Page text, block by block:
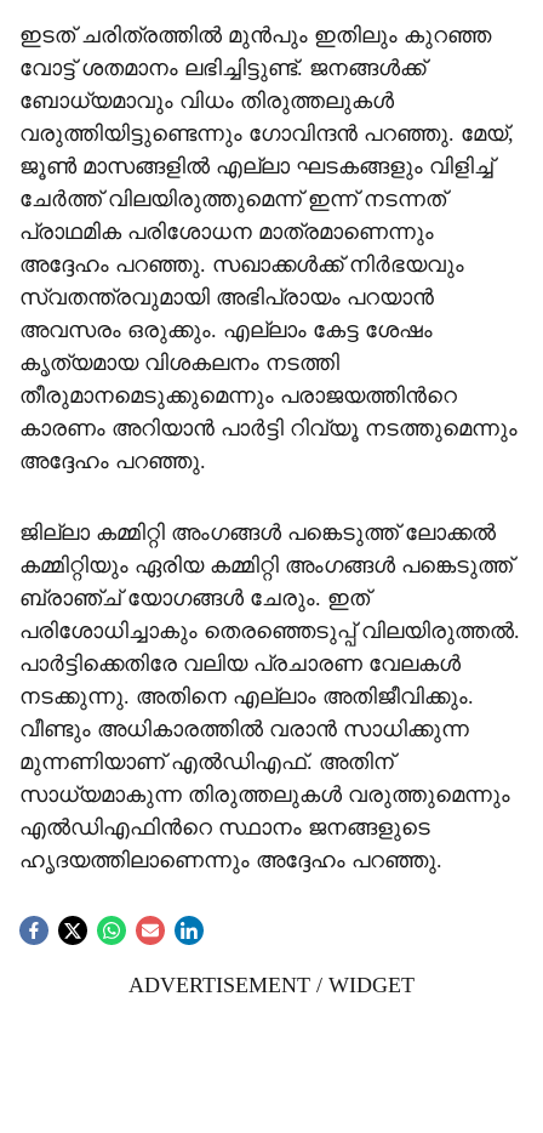
ഇടത് ചരിത്രത്തിൽ മുൻപും ഇതിലും കുറഞ്ഞ
വോട്ട് ശതമാനം ലഭിച്ചിട്ടുണ്ട്. ജനങ്ങൾ‌ക്ക്
ബോധ്യമാവും വിധം തിരുത്തലുകൾ
വരുത്തിയിട്ടുണ്ടെന്നും ഗോവിന്ദൻ പറഞ്ഞു. മേയ്,
ജൂൺ മാസങ്ങളിൽ എല്ലാ ഘടകങ്ങളും വിളിച്ച്
ചേർത്ത് വിലയിരുത്തുമെന്ന് ഇന്ന് നടന്നത്
പ്രാഥമിക പരിശോധന മാത്രമാണെന്നും
അദ്ദേഹം പറഞ്ഞു. സഖാക്കൾക്ക് നിർഭയവും
സ്വതന്ത്രവുമായി അഭിപ്രായം പറയാൻ
അവസരം ഒരുക്കും. എല്ലാം കേട്ട ശേഷം
കൃത്യമായ വിശകലനം നടത്തി
തീരുമാനമെടുക്കുമെന്നും പരാജയത്തിന്‍റെ
കാരണം അറിയാൻ പാർട്ടി റിവ്യൂ നടത്തുമെന്നും
അദ്ദേഹം പറഞ്ഞു.
ജില്ലാ കമ്മിറ്റി അംഗങ്ങൾ പങ്കെടുത്ത് ലോക്കൽ
കമ്മിറ്റിയും ഏരിയ കമ്മിറ്റി അംഗങ്ങൾ പങ്കെടുത്ത്
ബ്രാഞ്ച് യോഗങ്ങൾ ചേരും. ഇത്
പരിശോധിച്ചാകും തെരഞ്ഞെടുപ്പ് വിലയിരുത്തൽ.
പാർട്ടിക്കെതിരേ വലിയ പ്രചാരണ വേലകൾ
നടക്കുന്നു. അതിനെ എല്ലാം അതിജീവിക്കും.
വീണ്ടും അധികാരത്തിൽ വരാൻ സാധിക്കുന്ന
മുന്നണിയാണ് എൽഡിഎഫ്. അതിന്
സാധ്യമാകുന്ന തിരുത്തലുകൾ വരുത്തുമെന്നും
എൽഡിഎഫിന്‍റെ സ്ഥാനം ജനങ്ങളുടെ
ഹൃദയത്തിലാണെന്നും അദ്ദേഹം പറഞ്ഞു.
ADVERTISEMENT / WIDGET